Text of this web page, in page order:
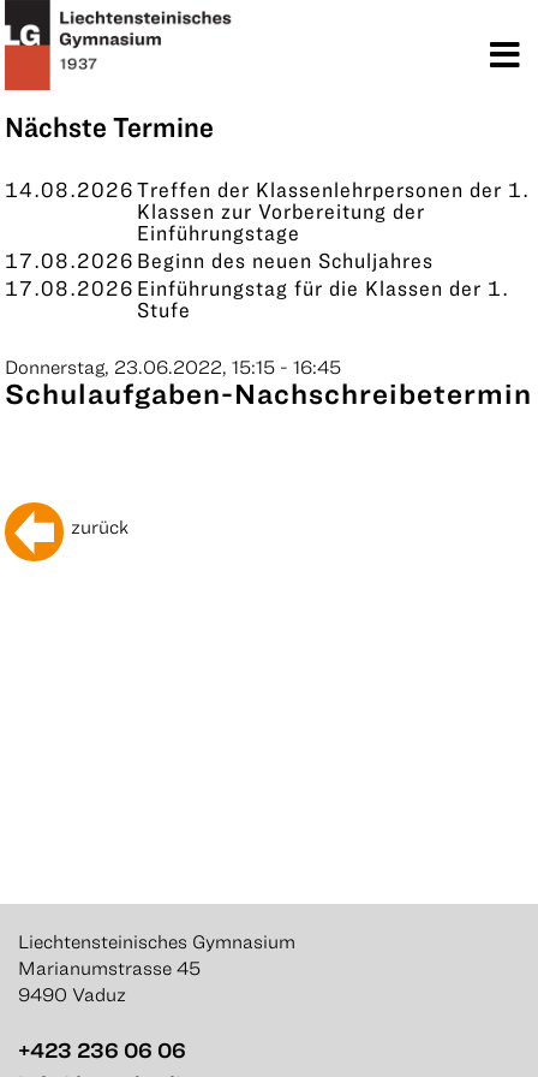
Nächste Termine
14.08.2026Treffen der Klassenlehrpersonen der 1.
Klassen zur Vorbereitung der
Einführungstage
17.08.2026 Beginn des neuen Schuljahres
17.08.2026 Einführungstag für die Klassen der 1.
Stufe
KONTAKT
Donnerstag, 23.06.2022, 15:15 - 16:45
Schulaufgaben-Nachschreibetermin
zurück
Liechtensteinisches Gymnasium
Marianumstrasse 45
9490 Vaduz
+423 236 06 06